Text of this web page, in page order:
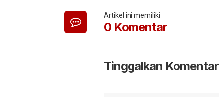
Artikel ini memiliki
0 Komentar
Tinggalkan Komentar